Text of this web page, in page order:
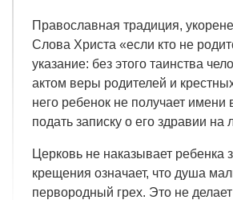
Православная традиция,
Слова Христа «если кто не
указание: без этого таинства
актом веры родителей и
него ребенок не получает
подать записку о его здравии на
Церковь не наказывает
крещения означает, что душа
первородный грех. Это не